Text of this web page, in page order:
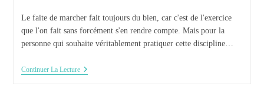
Le faite de marcher fait toujours du bien, car c'est de l'exercice
que l'on fait sans forcément s'en rendre compte. Mais pour la
personne qui souhaite véritablement pratiquer cette discipline…
Continuer La LectureLes